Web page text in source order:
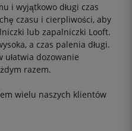
i wyjątkowo długi czas
czasu i cierpliwości, aby
lub zapalniczki Looft.
a czas palenia długi.
ułatwia dozowanie
razem.
wielu naszych klientów